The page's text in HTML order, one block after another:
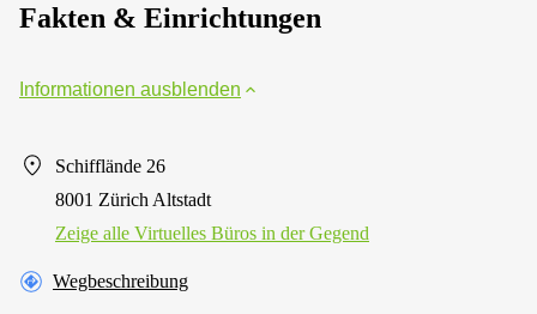
Fakten & Einrichtungen
Informationen ausblenden
Schifflände 26
8001 Zürich Altstadt
Zeige alle Virtuelles Büros in der Gegend
Wegbeschreibung